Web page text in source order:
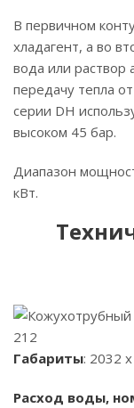
В первичном
хладагент, а во
вода или раствор
передачу тепла
серии DH
высоком 45 бар.
Диапазон
кВт.
Габариты: 2032
Расход воды,